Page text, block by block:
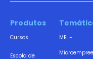
Produtos
Cursos
Escola de
MEI –